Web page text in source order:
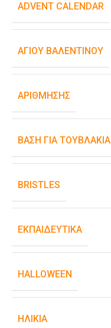
ADVENT CALENDAR
ΑΓΊΟΥ ΒΑΛΕΝΤΊΝΟΥ
ΑΡΊΘΜΗΣΗΣ
ΒΆΣΗ ΓΙΑ ΤΟΥΒΛΆΚΙΑ
BRISTLES
ΕΚΠΑΙΔΕΥΤΙΚΆ
HALLOWEEN
ΗΛΙΚΊΑ